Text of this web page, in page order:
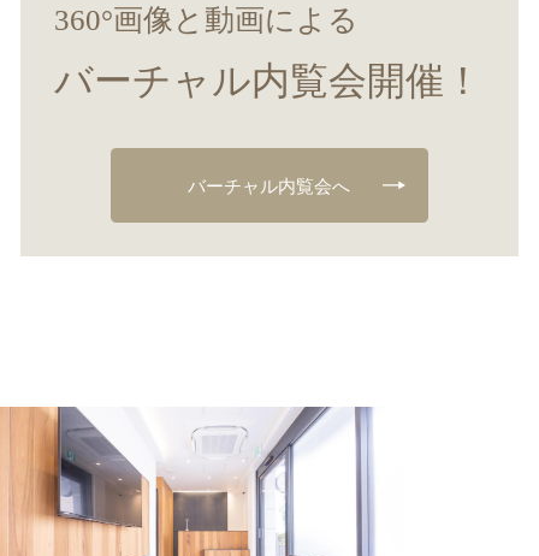
360°画像と動画による
バーチャル内覧会開催！
バーチャル内覧会へ